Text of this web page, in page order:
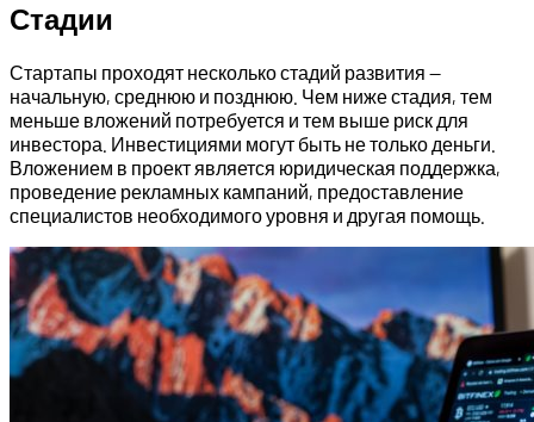
Стадии
Стартапы проходят несколько стадий развития —
начальную, среднюю и позднюю. Чем ниже стадия, тем
меньше вложений потребуется и тем выше риск для
инвестора. Инвестициями могут быть не только деньги.
Вложением в проект является юридическая поддержка,
проведение рекламных кампаний, предоставление
специалистов необходимого уровня и другая помощь.